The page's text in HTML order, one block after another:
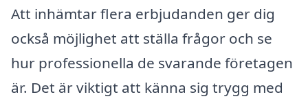
Att inhämtar flera erbjudanden ger dig
också möjlighet att ställa frågor och se
hur professionella de svarande företagen
är. Det är viktigt att känna sig trygg med